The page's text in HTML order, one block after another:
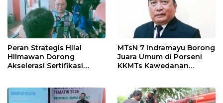
Peran Strategis Hilal
Hilmawan Dorong
Akselerasi Sertifikasi
Indramayu
MTsN 7 Indramayu Borong
Juara Umum di Porseni
KKMTs Kawedanan